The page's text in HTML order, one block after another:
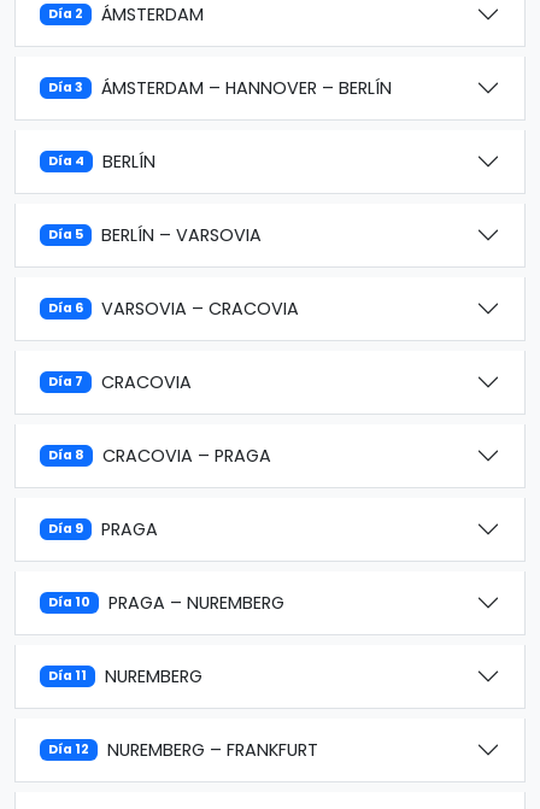
Día 2 ÁMSTERDAM
Día 3 ÁMSTERDAM – HANNOVER – BERLÍN
Día 4 BERLÍN
Día 5 BERLÍN – VARSOVIA
Día 6 VARSOVIA – CRACOVIA
Día 7 CRACOVIA
Día 8 CRACOVIA – PRAGA
Día 9 PRAGA
Día 10 PRAGA – NUREMBERG
Día 11 NUREMBERG
Día 12 NUREMBERG – FRANKFURT